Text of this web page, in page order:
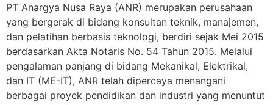
PT Anargya Nusa Raya (ANR) merupakan perusahaan
yang bergerak di bidang konsultan teknik, manajemen,
dan pelatihan berbasis teknologi, berdiri sejak Mei 2015
berdasarkan Akta Notaris No. 54 Tahun 2015. Melalui
pengalaman panjang di bidang Mekanikal, Elektrikal,
dan IT (ME-IT), ANR telah dipercaya menangani
berbagai proyek pendidikan dan industri yang menuntut